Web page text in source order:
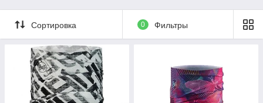
Сортировка 0 Фильтры